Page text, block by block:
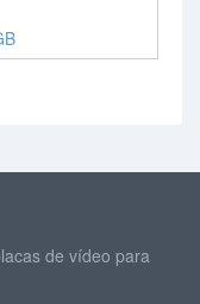
de vídeo para